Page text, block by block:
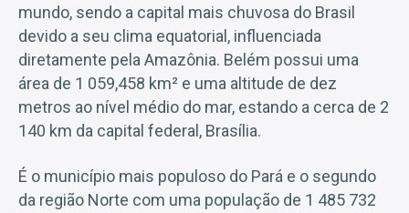
mundo, sendo a capital mais chuvosa do Brasil
devido a seu clima equatorial, influenciada
diretamente pela Amazônia. Belém possui uma
área de 1 059,458 km² e uma altitude de dez
metros ao nível médio do mar, estando a cerca de 2
140 km da capital federal, Brasília.
É o município mais populoso do Pará e o segundo
da região Norte com uma população de 1 485 732